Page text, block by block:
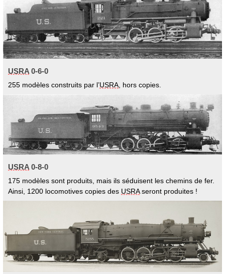
USRA 0-6-0
255 modèles construits par l’USRA , hors copies.
USRA 0-8-0
175 modèles sont produits, mais ils séduisent les chemins de fer.
Ainsi, 1200 locomotives copies des USRAseront produites !